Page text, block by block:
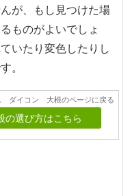
が、もし見つけた場
ものがよいでしょ
いたり変色したりし
。
ダイコン 大根のページに戻る
選び方はこちら